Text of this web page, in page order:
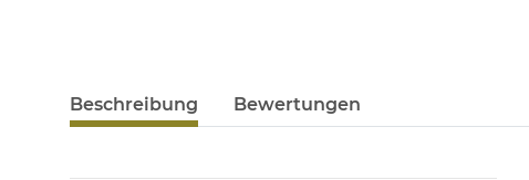
Beschreibung Bewertungen